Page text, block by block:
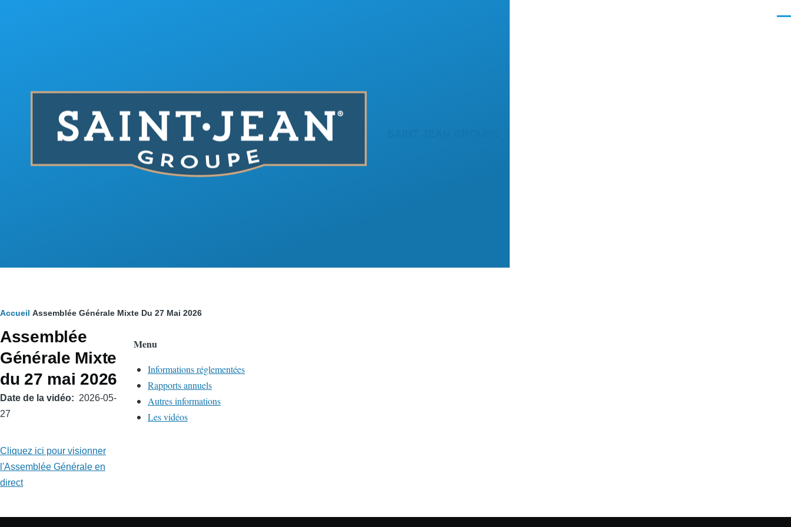
Fil
d'Ariane
Accueil Assemblée Générale Mixte Du 27 Mai 2026
Assemblée
Générale Mixte
du 27 mai 2026
Date de la vidéo
2026-05-
27
Cliquez ici pour visionner
l'Assemblée Générale en
direct
Menu
Informations réglementées
Rapports annuels
Autres informations
Les vidéos